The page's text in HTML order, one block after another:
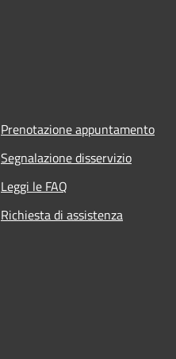
Prenotazione appuntamento
Segnalazione disservizio
Leggi le FAQ
Richiesta di assistenza